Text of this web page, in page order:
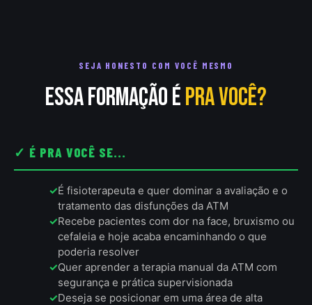
SEJA HONESTO COM VOCÊ MESMO
Essa formação épra você?
✓ É PRA VOCÊ SE...
É fisioterapeuta e quer dominar a avaliação e o
tratamento das disfunções da ATM
Recebe pacientes com dor na face, bruxismo ou
cefaleia e hoje acaba encaminhando o que
poderia resolver
Quer aprender a terapia manual da ATM com
segurança e prática supervisionada
Deseja se posicionar em uma área de alta